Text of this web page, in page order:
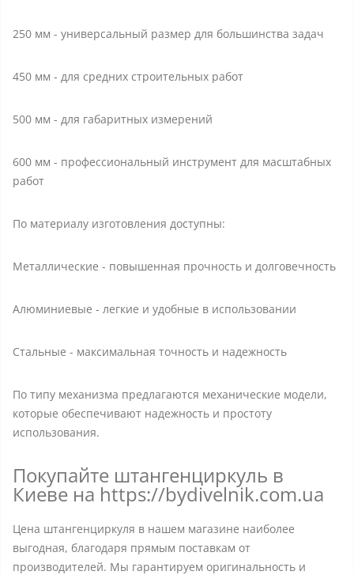
250 мм - универсальный размер для большинства задач
450 мм - для средних строительных работ
500 мм - для габаритных измерений
600 мм - профессиональный инструмент для масштабных
работ
По материалу изготовления доступны:
Металлические - повышенная прочность и долговечность
Алюминиевые - легкие и удобные в использовании
Стальные - максимальная точность и надежность
По типу механизма предлагаются механические модели,
которые обеспечивают надежность и простоту
использования.
Покупайте штангенциркуль в
Киеве на https://bydivelnik.com.ua
Цена штангенциркуля в нашем магазине наиболее
выгодная, благодаря прямым поставкам от
производителей. Мы гарантируем оригинальность и